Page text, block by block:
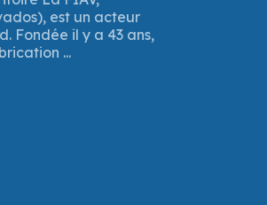
validé un important
FIAV, implantée
de 337 500 € a été ...